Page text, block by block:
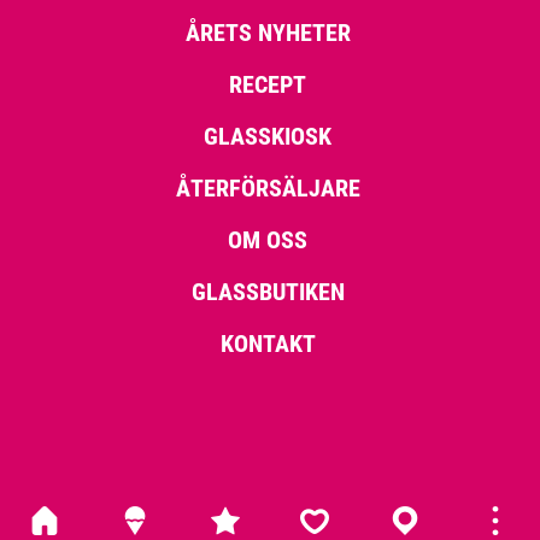
ÅRETS NYHETER
RECEPT
GLASSKIOSK
ÅTERFÖRSÄLJARE
OM OSS
GLASSBUTIKEN
KONTAKT